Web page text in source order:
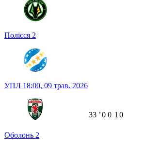
Полісся 2
УПЛ 18:00, 09 трав. 2026
Оболонь 2
33 ʼ0 0 1 0